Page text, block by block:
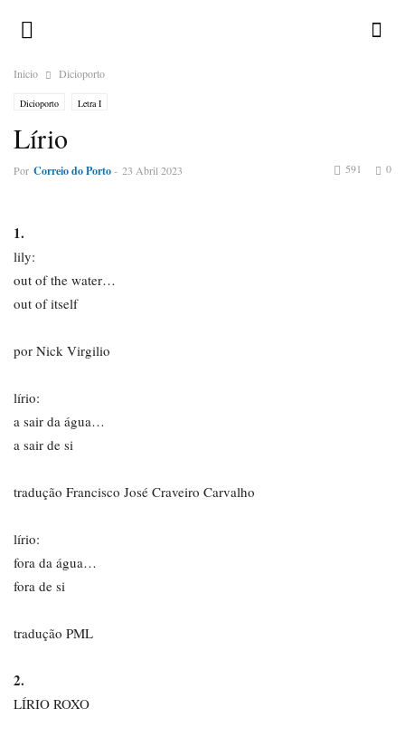
Inicio Dicioporto
Dicioporto Letra I
Lírio
Por Correio do Porto- 23 Abril 2023 0
591
1.
lily:
out of the water…
out of itself
por Nick Virgilio
lírio:
a sair da água…
a sair de si
tradução Francisco José Craveiro Carvalho
lírio:
fora da água…
fora de si
tradução PML
2.
LÍRIO ROXO